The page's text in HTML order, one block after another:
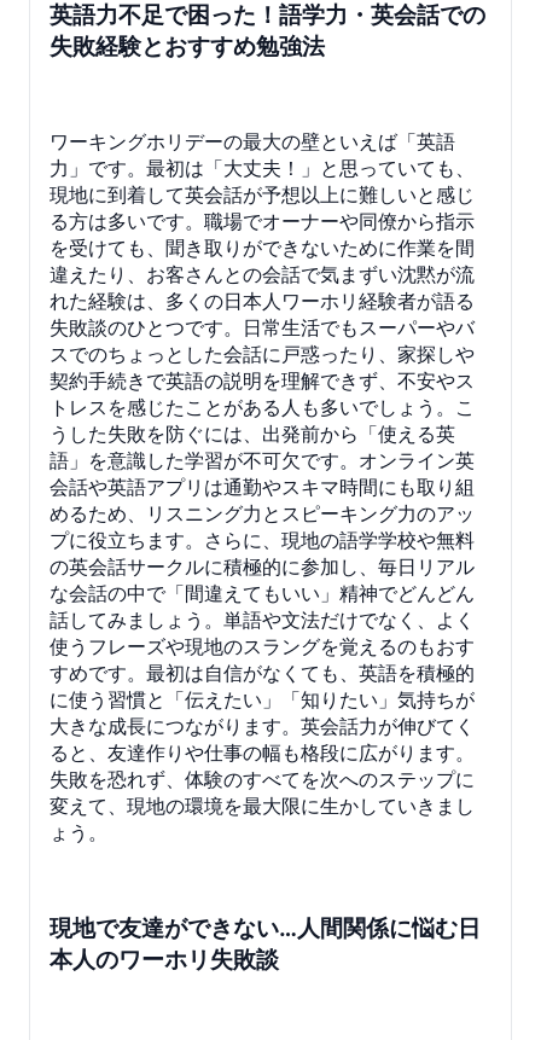
英語力不足で困った！語学力・英会話での
失敗経験とおすすめ勉強法
ワーキングホリデーの最大の壁といえば「英語
力」です。最初は「大丈夫！」と思っていても、
現地に到着して英会話が予想以上に難しいと感じ
る方は多いです。職場でオーナーや同僚から指示
を受けても、聞き取りができないために作業を間
違えたり、お客さんとの会話で気まずい沈黙が流
れた経験は、多くの日本人ワーホリ経験者が語る
失敗談のひとつです。日常生活でもスーパーやバ
スでのちょっとした会話に戸惑ったり、家探しや
契約手続きで英語の説明を理解できず、不安やス
トレスを感じたことがある人も多いでしょう。こ
うした失敗を防ぐには、出発前から「使える英
語」を意識した学習が不可欠です。オンライン英
会話や英語アプリは通勤やスキマ時間にも取り組
めるため、リスニング力とスピーキング力のアッ
プに役立ちます。さらに、現地の語学学校や無料
の英会話サークルに積極的に参加し、毎日リアル
な会話の中で「間違えてもいい」精神でどんどん
話してみましょう。単語や文法だけでなく、よく
使うフレーズや現地のスラングを覚えるのもおす
すめです。最初は自信がなくても、英語を積極的
に使う習慣と「伝えたい」「知りたい」気持ちが
大きな成長につながります。英会話力が伸びてく
ると、友達作りや仕事の幅も格段に広がります。
失敗を恐れず、体験のすべてを次へのステップに
変えて、現地の環境を最大限に生かしていきまし
ょう。
現地で友達ができない…人間関係に悩む日
本人のワーホリ失敗談